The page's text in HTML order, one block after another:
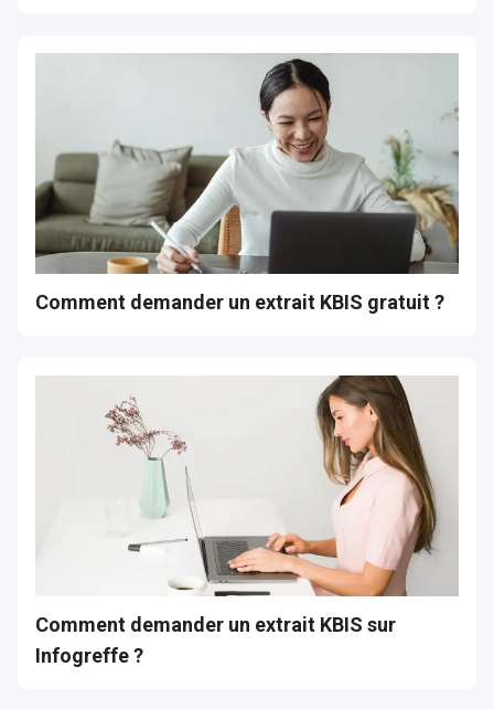
Comment demander un extrait KBIS gratuit ?
Comment demander un extrait KBIS sur
Infogreffe ?